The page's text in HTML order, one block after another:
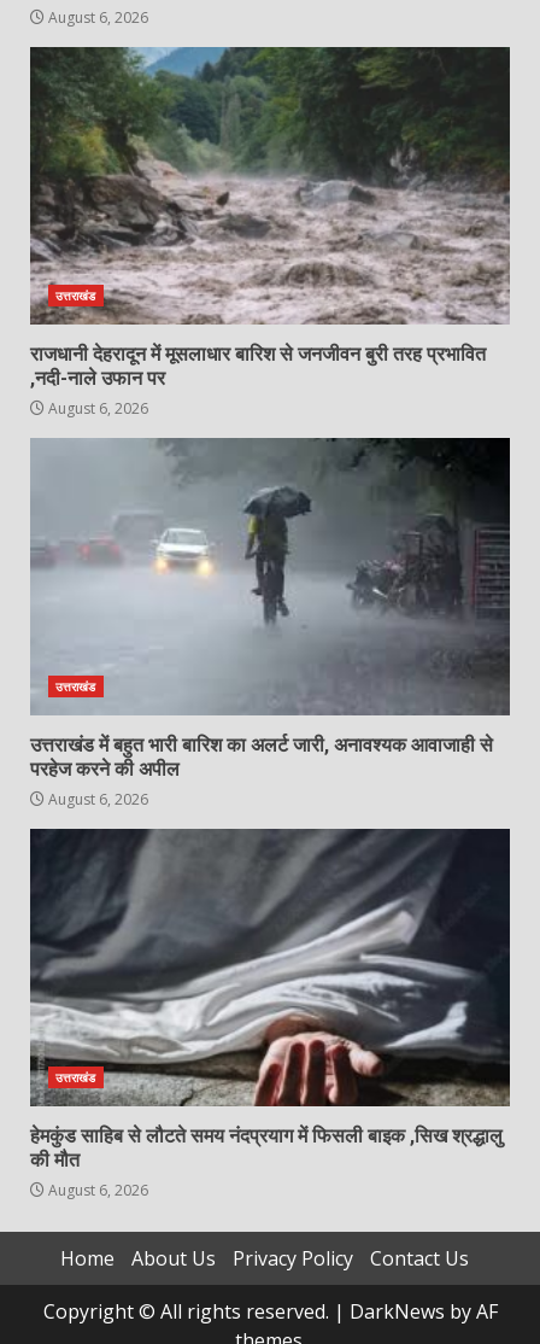
August 6, 2026
उत्तराखंड
राजधानी देहरादून में मूसलाधार बारिश से जनजीवन बुरी तरह प्रभावित
,नदी-नाले उफान पर
August 6, 2026
उत्तराखंड
उत्तराखंड में बहुत भारी बारिश का अलर्ट जारी, अनावश्यक आवाजाही से
परहेज करने की अपील
August 6, 2026
उत्तराखंड
हेमकुंड साहिब से लौटते समय नंदप्रयाग में फिसली बाइक ,सिख श्रद्धालु
की मौत
August 6, 2026
Home About Us Privacy Policy
Contact Us
Copyright © All rights reserved. | DarkNews by AF